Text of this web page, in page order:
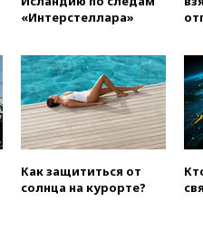
счетом 1:2
вчера,
готов
Ираном
ракеты для
«Интерстеллара»
Как защититься от
солнца на курорте?